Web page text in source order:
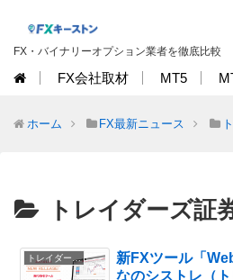
FX・バイナリーオプション業者を徹底比較
FX会社取材 MT5
ホーム FX最新ニュース
トレイダーズ証
トレイダーズ証券
新FXツール「
なのシストレ（